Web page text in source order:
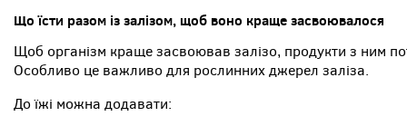
Що їсти разом із залізом, щоб воно краще засвоювалося
Щоб організм краще засвоював залізо, продукти з ним
Особливо це важливо для рослинних джерел заліза.
До їжі можна додавати: